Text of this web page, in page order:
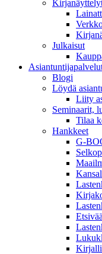
Julkaisut
Blogi
Löydä
Liity
Seminaarit,
Tilaa
Hankkeet
G-